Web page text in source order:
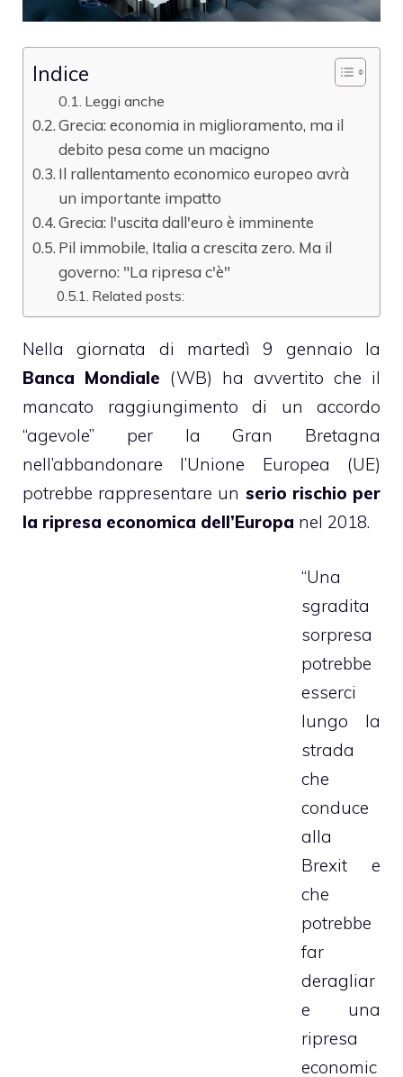
Indice
Leggi anche
Grecia: economia in miglioramento, ma il
debito pesa come un macigno
Il rallentamento economico europeo avrà
un importante impatto
Grecia: l'uscita dall'euro è imminente
Pil immobile, Italia a crescita zero. Ma il
governo: "La ripresa c'è"
Related posts:
Nella giornata di martedì 9 gennaio la
Banca Mondiale (WB) ha avvertito che il
mancato raggiungimento di un accordo
“agevole” per la Gran Bretagna
nell’abbandonare l’Unione Europea (UE)
potrebbe rappresentare un serio rischio per
la ripresa economica dell’Europa nel 2018.
“Una
sgradita
sorpresa
potrebbe
esserci
lungo la
strada
che
conduce
alla
Brexit e
che
potrebbe
far
deragliar
e una
ripresa
economic